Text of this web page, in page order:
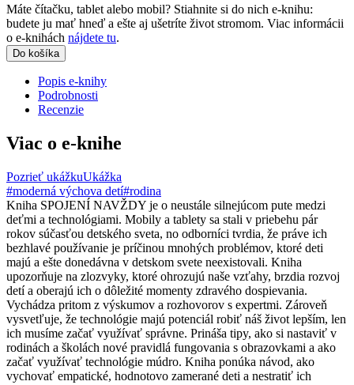
Máte čítačku, tablet alebo mobil? Stiahnite si do nich e-knihu:
budete ju mať hneď a ešte aj ušetríte život stromom. Viac informácii
o e-knihách nájdete tu.
Do košíka
Popis e-knihy
Podrobnosti
Recenzie
Viac o e-knihe
Pozrieť ukážkuUkážka
#moderná výchova detí#rodina
Kniha SPOJENÍ NAVŽDY je o neustále silnejúcom pute medzi
deťmi a technológiami. Mobily a tablety sa stali v priebehu pár
rokov súčasťou detského sveta, no odborníci tvrdia, že práve ich
bezhlavé používanie je príčinou mnohých problémov, ktoré deti
majú a ešte donedávna v detskom svete neexistovali. Kniha
upozorňuje na zlozvyky, ktoré ohrozujú naše vzťahy, brzdia rozvoj
detí a oberajú ich o dôležité momenty zdravého dospievania.
Vychádza pritom z výskumov a rozhovorov s expertmi. Zároveň
vysvetľuje, že technológie majú potenciál robiť náš život lepším, len
ich musíme začať využívať správne. Prináša tipy, ako si nastaviť v
rodinách a školách nové pravidlá fungovania s obrazovkami a ako
začať využívať technológie múdro. Kniha ponúka návod, ako
vychovať empatické, hodnotovo zamerané deti a nestratiť ich